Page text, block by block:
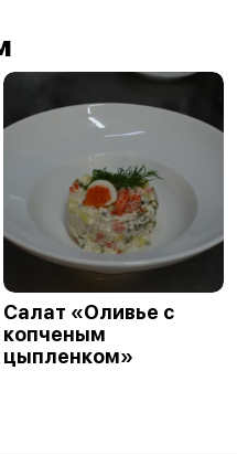
Салат «Оливье с
копченым
цыпленком»